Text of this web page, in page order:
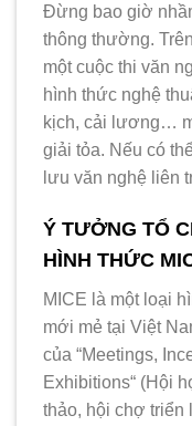
Đừng bao giờ
thông thường.
một cuộc thi văn
hình thức nghệ
kịch, cải lương…
giải tỏa. Nếu có
lưu văn nghệ liên
Ý TƯỞNG TỔ
HÌNH THỨC
MICE là một loại
mới mẻ tại Việt
của “Meetings,
Exhibitions“ (Hội
thảo, hội chợ triển